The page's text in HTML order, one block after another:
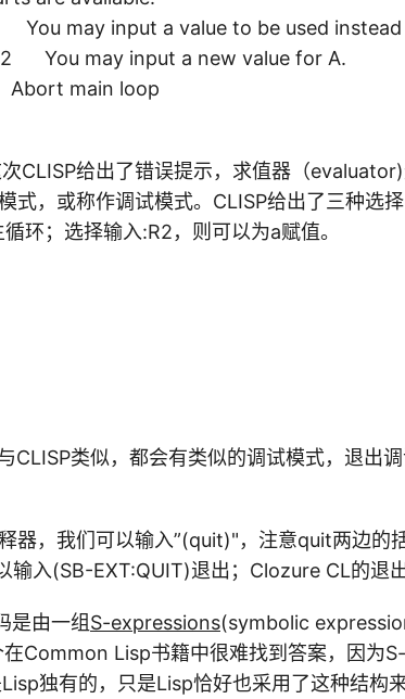
may input a value to be used instead
You may input a new value for A.
main loop
CLISP给出了错误提示，求值器（evaluator)
式，或称作调试模式。CLISP给出了三种选择
环；选择输入:R2，则可以为a赋值。
CLISP类似，都会有类似的调试模式，退出
器，我们可以输入”(quit)"，注意quit两边的
输入(SB-EXT:QUIT)退出；Clozure CL的退
是由一组S-expressions(symbolic
Common Lisp书籍中很难找到答案，因为
独有的，只是Lisp恰好也采用了这种结构